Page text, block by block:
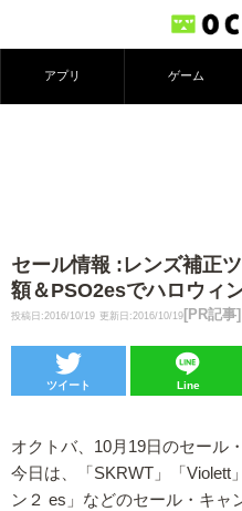
アプリ ゲーム
セール情報 :レンズ補正
額＆PSO2esでハロウィ
投稿日:2016/10/19 更新日:2016/10/19 [PR記事]
ツイート Line
オクトバ、10月19日のセール
今日は、「SKRWT」「Violett
ン２ es」などのセール・キャ